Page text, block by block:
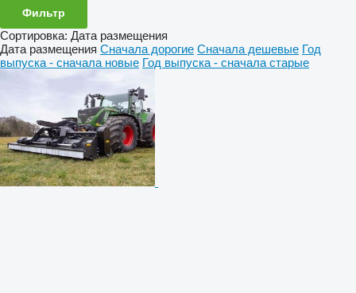
Фильтр
Сортировка: Дата размещения
Дата размещения Сначала дорогие Сначала дешевые Год
выпуска - сначала новые Год выпуска - сначала старые